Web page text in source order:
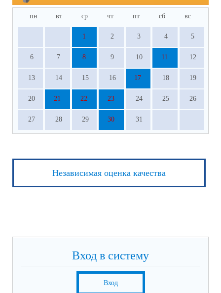
пн вт ср чт пт сб вс
1 2 3 4 5
6 7 8 9 10 11 12
13 14 15 16 17 18 19
20 21 22 23 24 25 26
27 28 29 30 31
Независимая оценка качества
Вход в систему
Вход